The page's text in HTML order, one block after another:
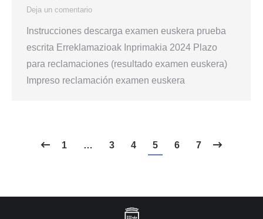
Deja un comentario
Instrucciones descarga examen euskera prueba
escrita Erreklamazioak Inprimakia 2024 Plazo
para reclamaciones (resultado examen euskera)
Impreso reclamación examen euskera
1 … 3 4 5 6 7